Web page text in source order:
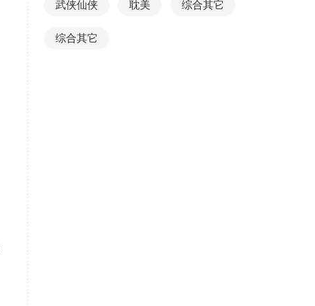
武侠仙侠 耽美 综合其它
综合其它